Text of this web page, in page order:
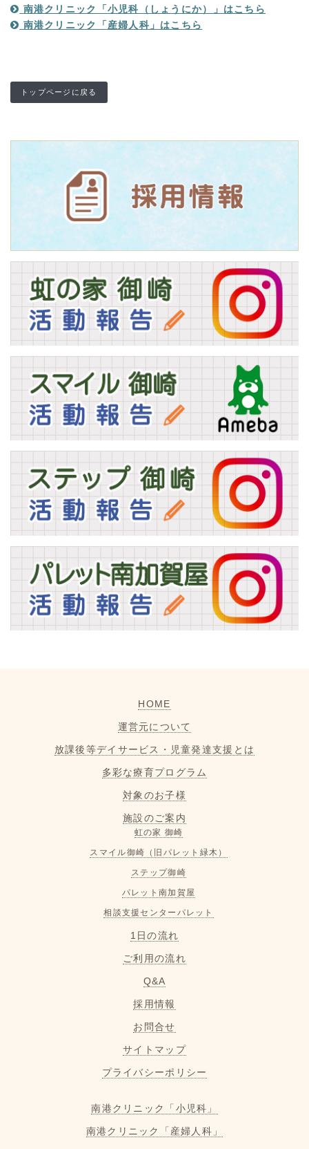
南港クリニック「小児科（しょうにか）」はこちら
南港クリニック「産婦人科」はこちら
トップページに戻る
HOME
運営元について
放課後等デイサービス・児童発達支援とは
多彩な療育プログラム
対象のお子様
施設のご案内
虹の家 御崎
スマイル御崎（旧パレット緑木）
ステップ御崎
パレット南加賀屋
相談支援センターパレット
1日の流れ
ご利用の流れ
Q&A
採用情報
お問合せ
サイトマップ
プライバシーポリシー
南港クリニック「小児科」
南港クリニック「産婦人科」